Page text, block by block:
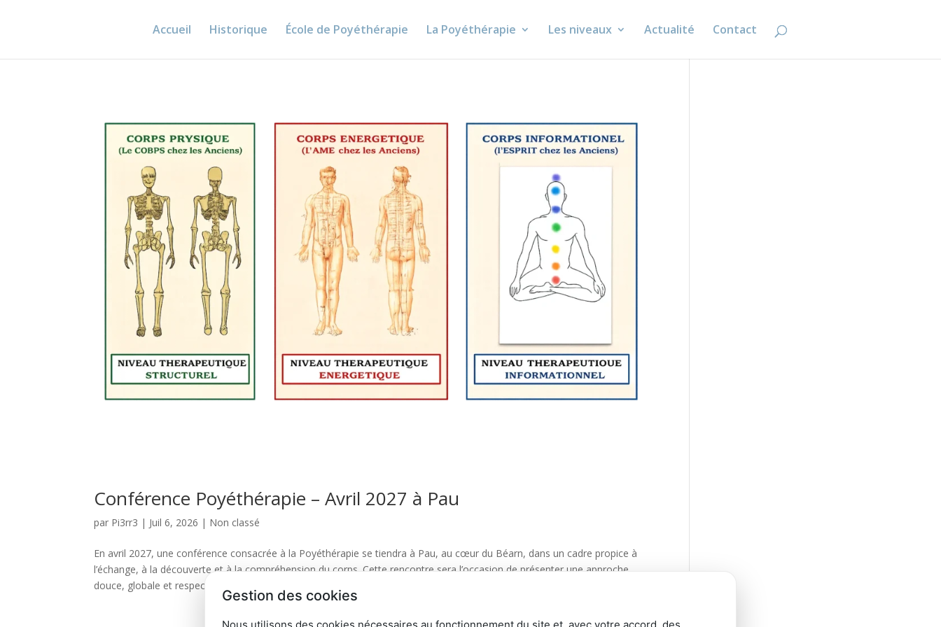
Accueil Historique École de Poyéthérapie La Poyéthérapie Les niveaux Actualité Contact
Conférence Poyéthérapie – Avril 2027 à Pau
par Pi3rr3 | Juil 6, 2026 | Non classé
En avril 2027, une conférence consacrée à la Poyéthérapie se tiendra à Pau, au cœur du Béarn, dans un cadre propice à
l’échange, à la découverte et à la compréhension du corps. Cette rencontre sera l’occasion de présenter une approche
douce, globale et respectueuse,...
Gestion des cookies